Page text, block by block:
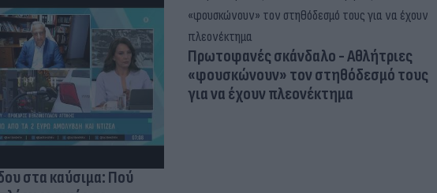
στα καύσιμα: Πού
Πρωτοφανές σκάνδαλο - Aθλήτριες
«φουσκώνουν» τον στηθόδεσμό τους
για να έχουν πλεονέκτημα